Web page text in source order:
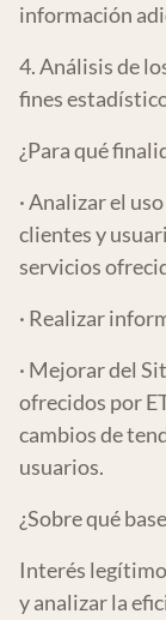
información
4. Análisis de
fines
¿Para qué
· Analizar el
clientes y
servicios
· Realizar
· Mejorar del
ofrecidos por
cambios de
usuarios.
¿Sobre qué
Interés legítimo
y analizar la